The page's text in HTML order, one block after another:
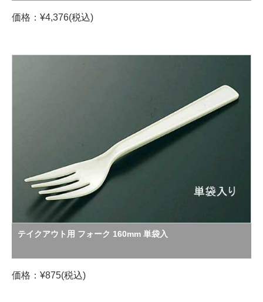
価格：¥4,376(税込)
テイクアウト用 フォーク 160mm 単袋入
価格：¥875(税込)